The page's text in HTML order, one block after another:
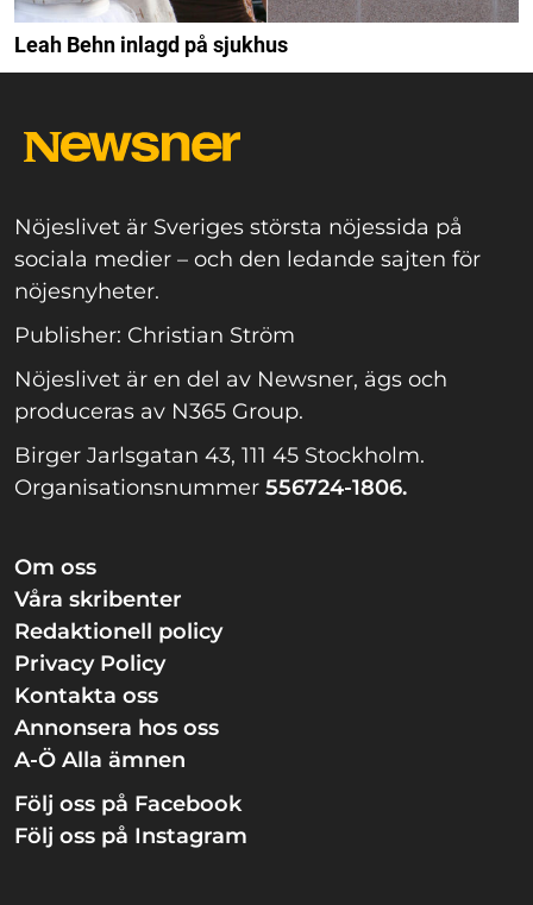
Leah Behn inlagd på sjukhus
Nöjeslivet är Sveriges största nöjessida på
sociala medier – och den ledande sajten för
nöjesnyheter.
Publisher: Christian Ström
Nöjeslivet är en del av Newsner, ägs och
produceras av N365 Group.
Birger Jarlsgatan 43, 111 45 Stockholm.
Organisationsnummer 556724-1806.
Om oss
Våra skribenter
Redaktionell policy
Privacy Policy
Kontakta oss
Annonsera hos oss
A-Ö Alla ämnen
Följ oss på Facebook
Följ oss på Instagram